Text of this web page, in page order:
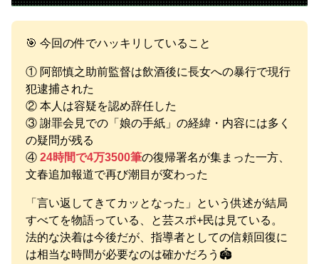
🎯 今回の件でハッキリしていること
① 阿部慎之助前監督は飲酒後に長女への暴行で現行
犯逮捕された
② 本人は容疑を認め辞任した
③ 謝罪会見での「娘の手紙」の経緯・内容には多く
の疑問が残る
④ 24時間で4万3500筆の復帰署名が集まった一方、
文春追加報道で再び潮目が変わった
「言い返してきてカッとなった」という供述が結局
すべてを物語っている、と芸スポ+民は見ている。
法的な決着は今後だが、指導者としての信頼回復に
は相当な時間が必要なのは確かだろう🏟️